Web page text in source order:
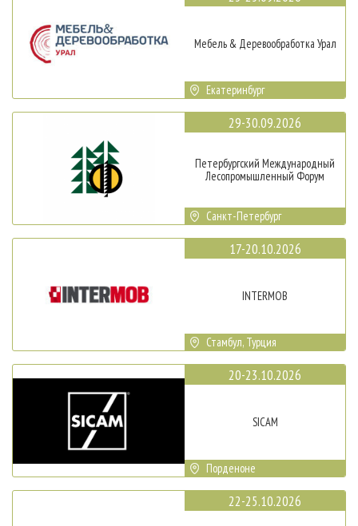
Мебель & Деревообработка Урал
Екатеринбург
29-30.09.2026
Петербургский Международный
Лесопромышленный Форум
Санкт-Петербург
17-20.10.2026
INTERMOB
Стамбул, Турция
20-23.10.2026
SICAM
Порденоне
22-25.10.2026